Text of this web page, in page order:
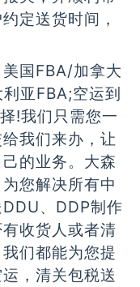
定送货时间，
国FBA/加拿大
亚FBA;空运到
!我们只需您一
我们来办，让
的业务。大森
您解决所有中
、DDP制作
收货人或者清
们都能为您提
，清关包税送